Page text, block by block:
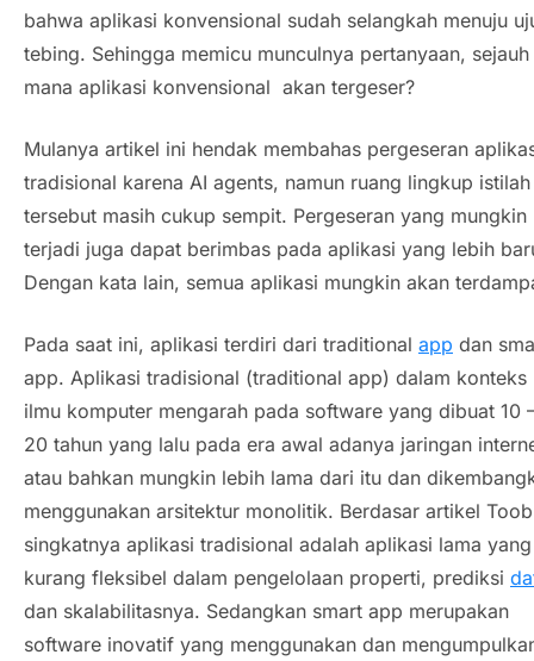
bahwa aplikasi konvensional sudah selangkah menuju
tebing. Sehingga memicu munculnya pertanyaan, sejauh
mana aplikasi konvensional akan tergeser?
Mulanya artikel ini hendak membahas pergeseran
tradisional karena AI agents, namun ruang lingkup istilah
tersebut masih cukup sempit. Pergeseran yang mungkin
terjadi juga dapat berimbas pada aplikasi yang lebih
Dengan kata lain, semua aplikasi mungkin akan
Pada saat ini, aplikasi terdiri dari traditional app dan
app. Aplikasi tradisional (traditional app) dalam konteks
ilmu komputer mengarah pada software yang dibuat 10
20 tahun yang lalu pada era awal adanya jaringan
atau bahkan mungkin lebih lama dari itu dan
menggunakan arsitektur monolitik. Berdasar artikel
singkatnya aplikasi tradisional adalah aplikasi lama yang
kurang fleksibel dalam pengelolaan properti, prediksi
dan skalabilitasnya. Sedangkan smart app merupakan
software inovatif yang menggunakan dan